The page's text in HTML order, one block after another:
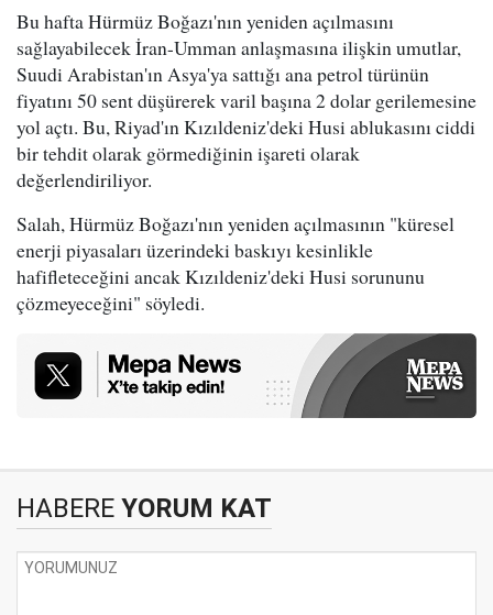
Bu hafta Hürmüz Boğazı'nın yeniden açılmasını
sağlayabilecek İran-Umman anlaşmasına ilişkin umutlar,
Suudi Arabistan'ın Asya'ya sattığı ana petrol türünün
fiyatını 50 sent düşürerek varil başına 2 dolar gerilemesine
yol açtı. Bu, Riyad'ın Kızıldeniz'deki Husi ablukasını ciddi
bir tehdit olarak görmediğinin işareti olarak
değerlendiriliyor.
Salah, Hürmüz Boğazı'nın yeniden açılmasının "küresel
enerji piyasaları üzerindeki baskıyı kesinlikle
hafifleteceğini ancak Kızıldeniz'deki Husi sorununu
çözmeyeceğini" söyledi.
HABERE YORUM KAT